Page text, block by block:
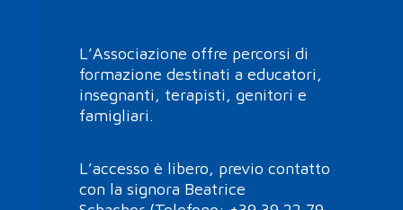
L’Associazione offre percorsi di
formazione destinati a educatori,
insegnanti, terapisti, genitori e
famigliari.
L’accesso è libero, previo contatto
con la signora Beatrice